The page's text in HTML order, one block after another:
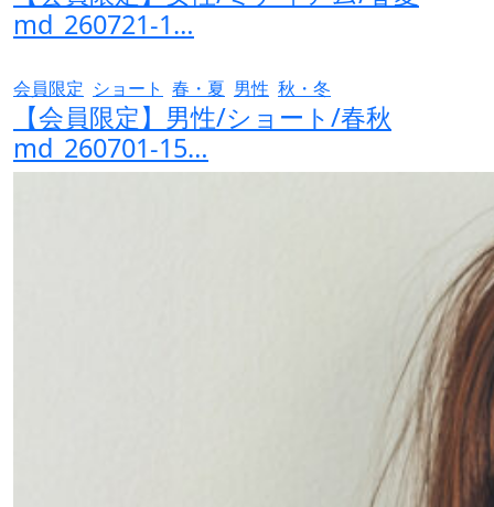
md_260721-1…
会員限定 ショート 春・夏 男性 秋・冬
【会員限定】男性/ショート/春秋
md_260701-15…